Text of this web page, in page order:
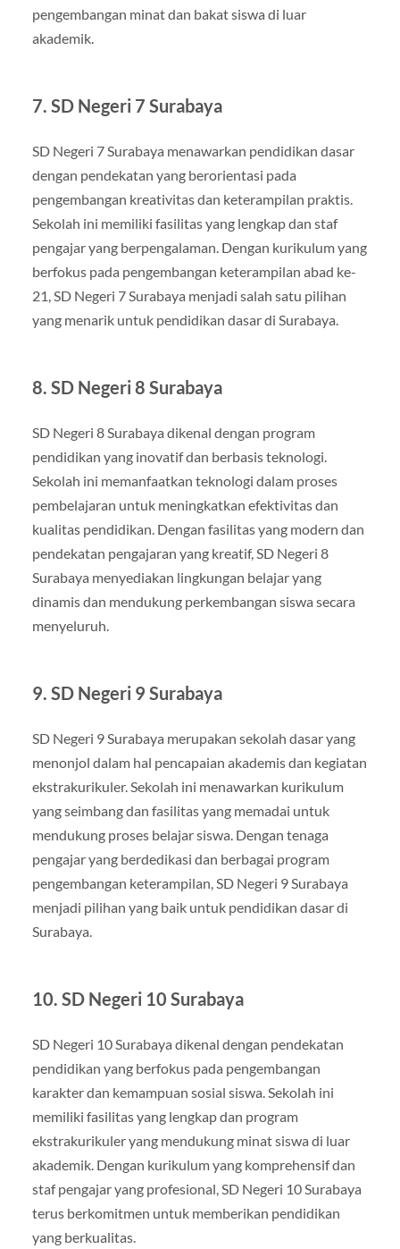
pengembangan minat dan bakat siswa di luar
akademik.
7. SD Negeri 7 Surabaya
SD Negeri 7 Surabaya menawarkan pendidikan dasar
dengan pendekatan yang berorientasi pada
pengembangan kreativitas dan keterampilan praktis.
Sekolah ini memiliki fasilitas yang lengkap dan staf
pengajar yang berpengalaman. Dengan kurikulum yang
berfokus pada pengembangan keterampilan abad ke-
21, SD Negeri 7 Surabaya menjadi salah satu pilihan
yang menarik untuk pendidikan dasar di Surabaya.
8. SD Negeri 8 Surabaya
SD Negeri 8 Surabaya dikenal dengan program
pendidikan yang inovatif dan berbasis teknologi.
Sekolah ini memanfaatkan teknologi dalam proses
pembelajaran untuk meningkatkan efektivitas dan
kualitas pendidikan. Dengan fasilitas yang modern dan
pendekatan pengajaran yang kreatif, SD Negeri 8
Surabaya menyediakan lingkungan belajar yang
dinamis dan mendukung perkembangan siswa secara
menyeluruh.
9. SD Negeri 9 Surabaya
SD Negeri 9 Surabaya merupakan sekolah dasar yang
menonjol dalam hal pencapaian akademis dan kegiatan
ekstrakurikuler. Sekolah ini menawarkan kurikulum
yang seimbang dan fasilitas yang memadai untuk
mendukung proses belajar siswa. Dengan tenaga
pengajar yang berdedikasi dan berbagai program
pengembangan keterampilan, SD Negeri 9 Surabaya
menjadi pilihan yang baik untuk pendidikan dasar di
Surabaya.
10. SD Negeri 10 Surabaya
SD Negeri 10 Surabaya dikenal dengan pendekatan
pendidikan yang berfokus pada pengembangan
karakter dan kemampuan sosial siswa. Sekolah ini
memiliki fasilitas yang lengkap dan program
ekstrakurikuler yang mendukung minat siswa di luar
akademik. Dengan kurikulum yang komprehensif dan
staf pengajar yang profesional, SD Negeri 10 Surabaya
terus berkomitmen untuk memberikan pendidikan
yang berkualitas.